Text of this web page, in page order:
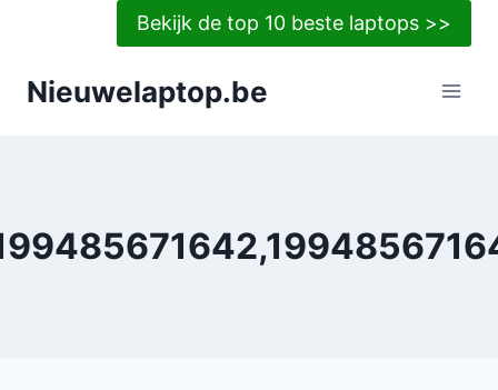
Bekijk de top 10 beste laptops >>
Nieuwelaptop.be